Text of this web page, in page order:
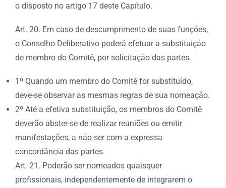
o disposto no artigo 17 deste Capítulo.
Art. 20. Em caso de descumprimento de suas funções,
o Conselho Deliberativo poderá efetuar a substituição
de membro do Comitê, por solicitação das partes.
1º Quando um membro do Comitê for substituído,
deve-se observar as mesmas regras de sua nomeação.
2º Até a efetiva substituição, os membros do Comitê
deverão abster-se de realizar reuniões ou emitir
manifestações, a não ser com a expressa
concordância das partes.
Art. 21. Poderão ser nomeados quaisquer
profissionais, independentemente de integrarem o